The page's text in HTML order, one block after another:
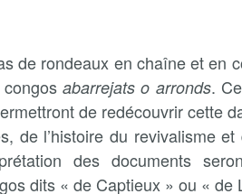
de rondeaux en chaîne et en
congosabarrejats o arronds.
de redécouvrir cette
de l’histoire du revivalisme
des documents
dits « de Captieux » ou « de